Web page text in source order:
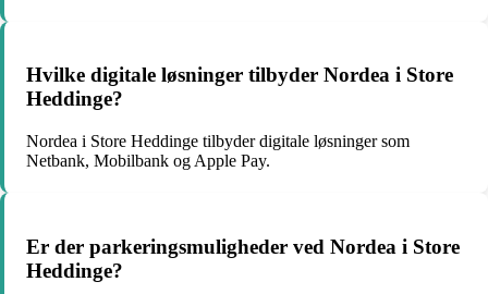
Hvilke digitale løsninger tilbyder Nordea i Store
Heddinge?
Nordea i Store Heddinge tilbyder digitale løsninger som
Netbank, Mobilbank og Apple Pay.
Er der parkeringsmuligheder ved Nordea i Store
Heddinge?